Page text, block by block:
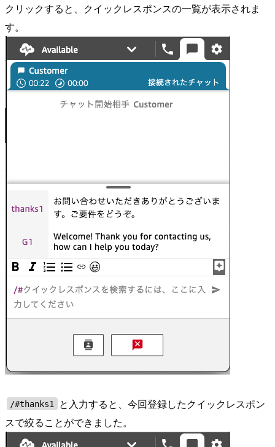
クリックすると、クイックレスポンスの一覧が表示されま
す。
/#thanks1
と入力すると、今回登録したクイックレスポン
スで絞ることができました。